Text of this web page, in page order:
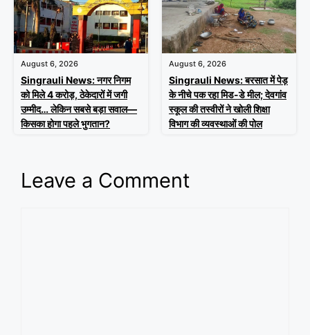
August 6, 2026
Singrauli News: नगर निगम
को मिले 4 करोड़, ठेकेदारों में जगी
उम्मीद… लेकिन सबसे बड़ा सवाल—
किसका होगा पहले भुगतान?
August 6, 2026
Singrauli News: बरसात में पेड़
के नीचे पक रहा मिड-डे मील; देवगांव
स्कूल की तस्वीरों ने खोली शिक्षा
विभाग की व्यवस्थाओं की पोल
Leave a Comment